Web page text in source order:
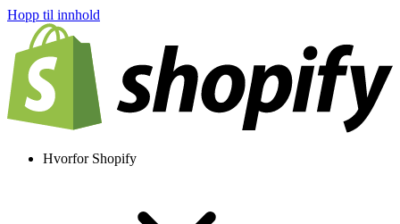
Hopp til innhold
Hvorfor Shopify